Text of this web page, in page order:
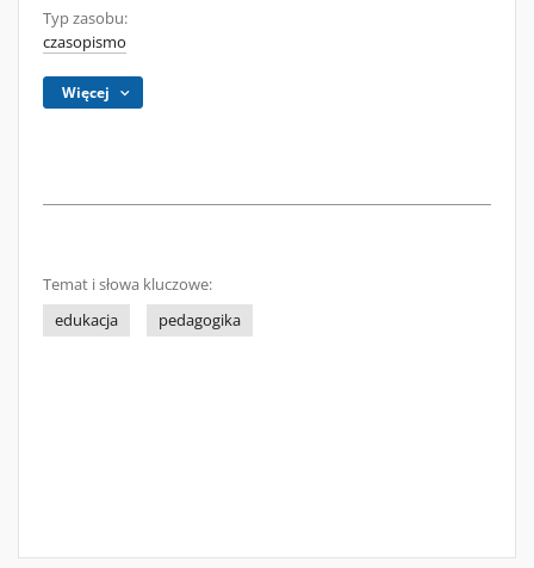
Typ zasobu:
czasopismo
Więcej
Temat i słowa kluczowe:
edukacja
pedagogika